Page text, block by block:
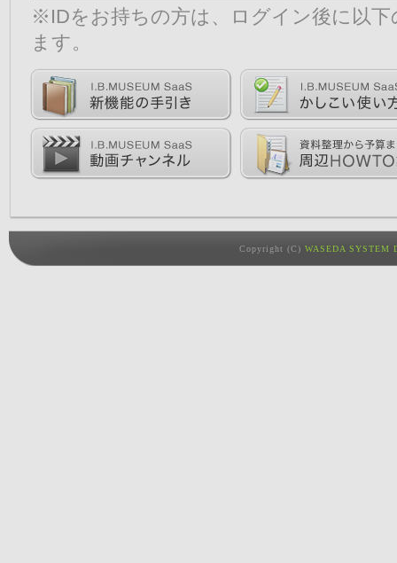
※IDをお持ちの方は、ログイン後に以
ます。
Copyright (C) WASEDA SYSTEM